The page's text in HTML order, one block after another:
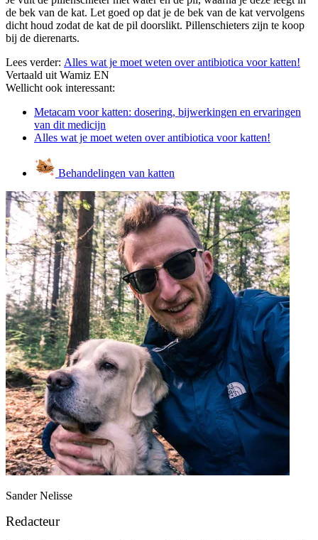
de bek van de kat. Let goed op dat je de bek van de kat vervolgens
dicht houd zodat de kat de pil doorslikt. Pillenschieters zijn te koop
bij de dierenarts.
Lees verder: Alles wat je moet weten over antibiotica voor katten!
Vertaald uit Wamiz EN
Wellicht ook interessant:
Metacam voor katten: dosering, bijwerkingen en ervaringen
van dit medicijn
Alles wat je moet weten over antibiotica voor katten!
Behandelingen van katten
Sander Nelisse
Redacteur